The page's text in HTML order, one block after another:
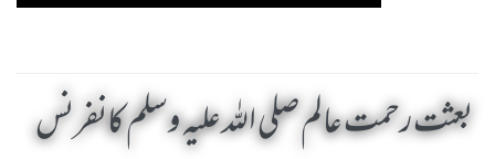
بعثت رحمت عالم صلی اللہ علیہ وسلم کانفرنس